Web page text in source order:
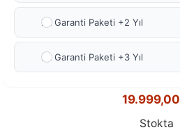
Ek Garanti Paketi +2 Yıl
Ek Garanti Paketi +3 Yıl
19.999,00
Stokta